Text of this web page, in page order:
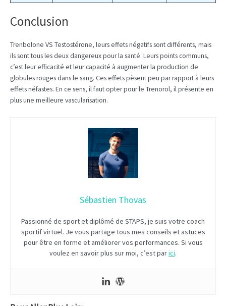
Conclusion
Trenbolone VS Testostérone, leurs effets négatifs sont différents, mais
ils sont tous les deux dangereux pour la santé. Leurs points communs,
c’est leur efficacité et leur capacité à augmenter la production de
globules rouges dans le sang. Ces effets pèsent peu par rapport à leurs
effets néfastes. En ce sens, il faut opter pour le Trenorol, il présente en
plus une meilleure vascularisation.
Sébastien Thovas
Passionné de sport et diplômé de STAPS, je suis votre coach
sportif virtuel. Je vous partage tous mes conseils et astuces
pour être en forme et améliorer vos performances. Si vous
voulez en savoir plus sur moi, c’est parici.